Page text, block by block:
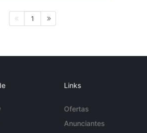
1
Links
Ofertas
Anunciantes